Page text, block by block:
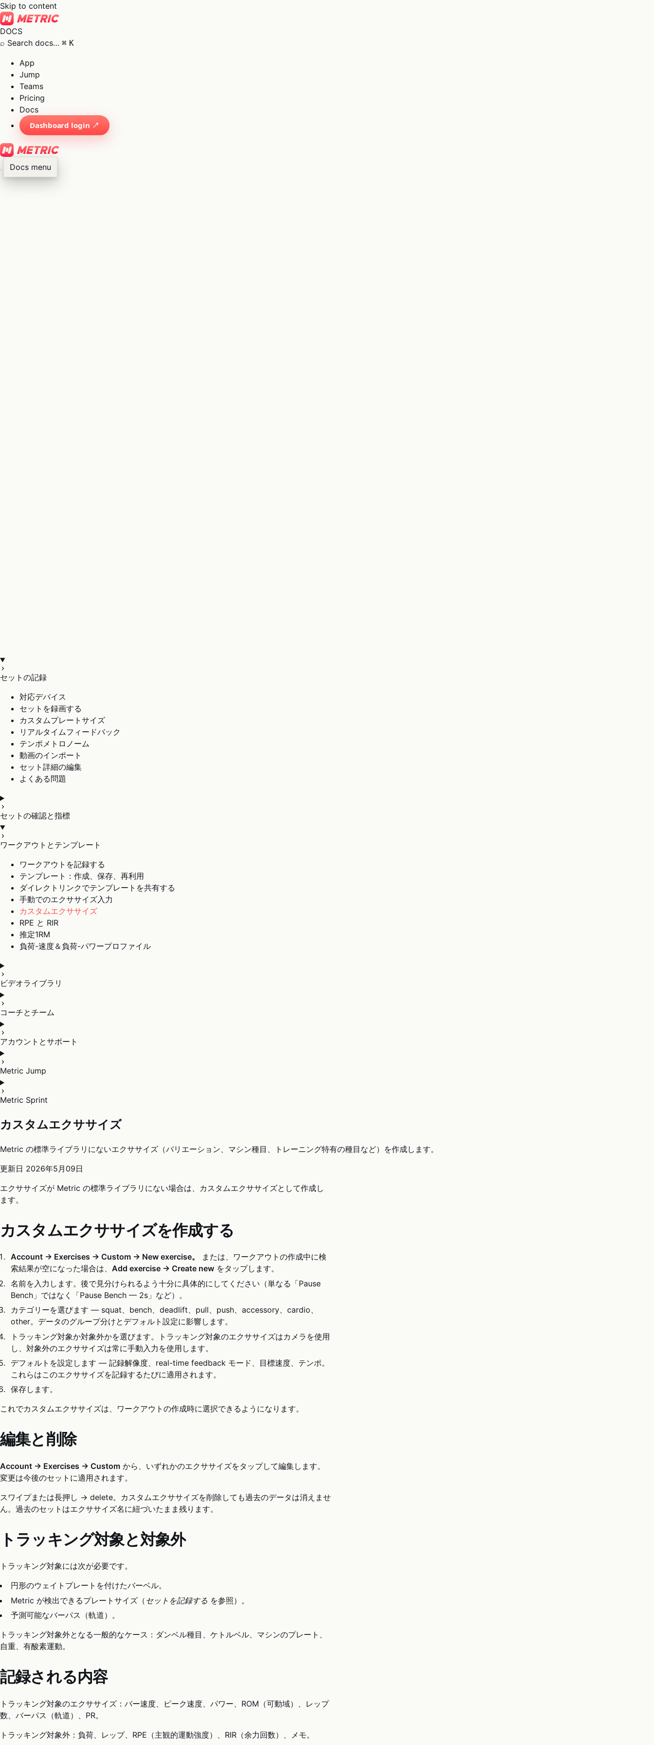
Skip to content
DOCS
⌕ Search docs… ⌘ K
App
Jump
Teams
Pricing
Docs
Dashboard login ↗
Docs menu
セットの記録
対応デバイス
セットを録画する
カスタムプレートサイズ
リアルタイムフィードバック
テンポメトロノーム
動画のインポート
セット詳細の編集
よくある問題
セットの確認と指標
ワークアウトとテンプレート
ワークアウトを記録する
テンプレート：作成、保存、再利用
ダイレクトリンクでテンプレートを共有する
手動でのエクササイズ入力
カスタムエクササイズ
RPE と RIR
推定1RM
負荷-速度＆負荷-パワープロファイル
ビデオライブラリ
コーチとチーム
アカウントとサポート
Metric Jump
Metric Sprint
カスタムエクササイズ
Metric の標準ライブラリにないエクササイズ（バリエーション、マシン種目、トレーニング特有の種目など）を作成します。
更新日 2026年5月09日
エクササイズが Metric の標準ライブラリにない場合は、カスタムエクササイズとして作成し
ます。
カスタムエクササイズを作成する
Account → Exercises → Custom → New exercise。
または、ワークアウトの作成中に検
索結果が空になった場合は、Add exercise → Create new をタップします。
名前を入力します。後で見分けられるよう十分に具体的にしてください（単なる「Pause
Bench」ではなく「Pause Bench — 2s」など）。
カテゴリーを選びます — squat、bench、deadlift、pull、push、accessory、cardio、
other。データのグループ分けとデフォルト設定に影響します。
トラッキング対象か対象外かを選びます。トラッキング対象のエクササイズはカメラを使用
し、対象外のエクササイズは常に手動入力を使用します。
デフォルトを設定します — 記録解像度、real-time feedback モード、目標速度、テンポ。
これらはこのエクササイズを記録するたびに適用されます。
保存します。
これでカスタムエクササイズは、ワークアウトの作成時に選択できるようになります。
編集と削除
Account → Exercises → Custom から、いずれかのエクササイズをタップして編集します。
変更は今後のセットに適用されます。
スワイプまたは長押し → delete。カスタムエクササイズを削除しても過去のデータは消えませ
ん。過去のセットはエクササイズ名に紐づいたまま残ります。
トラッキング対象と対象外
トラッキング対象には次が必要です。
円形のウェイトプレートを付けたバーベル。
Metric が検出できるプレートサイズ（ セットを記録する を参照）。
予測可能なバーパス（軌道）。
トラッキング対象外となる一般的なケース：ダンベル種目、ケトルベル、マシンのプレート、
自重、有酸素運動。
記録される内容
トラッキング対象のエクササイズ：バー速度、ピーク速度、パワー、ROM（可動域）、レップ
数、バーパス（軌道）、PR。
トラッキング対象外：負荷、レップ、RPE（主観的運動強度）、RIR（余力回数）、メモ。